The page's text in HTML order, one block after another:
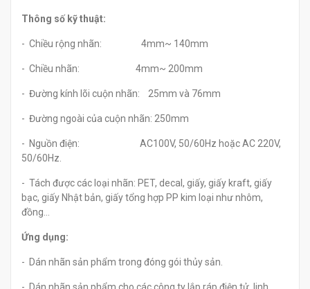
Thông số kỹ thuật:
- Chiều rộng nhãn: 4mm~ 140mm
- Chiều nhãn: 4mm~ 200mm
- Đường kính lõi cuộn nhãn: 25mm và 76mm
- Đường ngoài của cuộn nhãn: 250mm
- Nguồn điện: AC100V, 50/60Hz hoặc AC 220V,
50/60Hz.
- Tách được các loại nhãn: PET, decal, giấy, giấy kraft, giấy
bạc, giấy Nhật bản, giấy tổng hợp PP kim loại như nhôm,
đồng...
Ứng dụng:
- Dán nhãn sản phẩm trong đóng gói thủy sản.